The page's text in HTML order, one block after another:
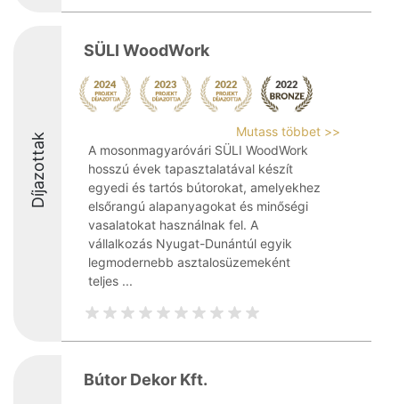
Díjazottak
SÜLI WoodWork
Mutass többet >>
A mosonmagyaróvári SÜLI WoodWork
hosszú évek tapasztalatával készít
egyedi és tartós bútorokat, amelyekhez
elsőrangú alapanyagokat és minőségi
vasalatokat használnak fel. A
vállalkozás Nyugat-Dunántúl egyik
legmodernebb asztalosüzemeként
teljes ...
Bútor Dekor Kft.